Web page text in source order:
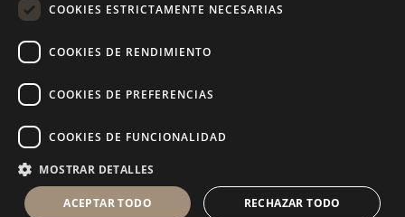
COOKIES ESTRICTAMENTE NECESARIAS
COOKIES DE RENDIMIENTO
COOKIES DE PREFERENCIAS
COOKIES DE FUNCIONALIDAD
MOSTRAR DETALLES
ACEPTAR TODO RECHAZAR TODO